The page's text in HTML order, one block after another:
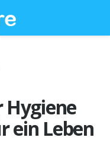
ein Leben